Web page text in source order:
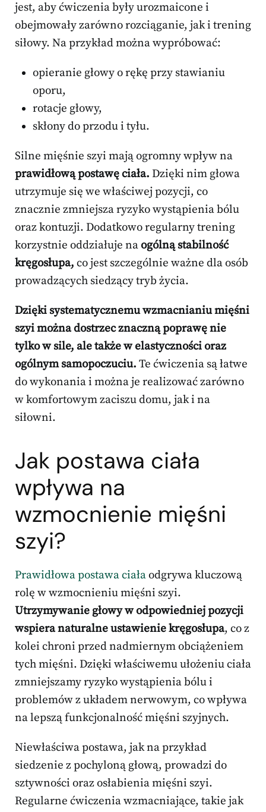
jest, aby ćwiczenia były urozmaicone i
obejmowały zarówno rozciąganie, jak i trening
siłowy. Na przykład można wypróbować:
opieranie głowy o rękę przy stawianiu
oporu,
rotacje głowy,
skłony do przodu i tyłu.
Silne mięśnie szyi mają ogromny wpływ na
prawidłową postawę ciała. Dzięki nim głowa
utrzymuje się we właściwej pozycji, co
znacznie zmniejsza ryzyko wystąpienia bólu
oraz kontuzji. Dodatkowo regularny trening
korzystnie oddziałuje naogólną stabilność
kręgosłupa, co jest szczególnie ważne dla osób
prowadzących siedzący tryb życia.
Dzięki systematycznemu wzmacnianiu mięśni
szyi można dostrzec znaczną poprawę nie
tylko w sile, ale także w elastyczności oraz
ogólnym samopoczuciu. Te ćwiczenia są łatwe
do wykonania i można je realizować zarówno
w komfortowym zaciszu domu, jak i na
siłowni.
Jak postawa ciała
wpływa na
wzmocnienie mięśni
szyi?
Prawidłowa postawa ciałaodgrywa kluczową
rolę w wzmocnieniu mięśni szyi.
Utrzymywanie głowy w odpowiedniej pozycji
wspiera naturalne ustawienie kręgosłupa, co z
kolei chroni przed nadmiernym obciążeniem
tych mięśni. Dzięki właściwemu ułożeniu ciała
zmniejszamy ryzyko wystąpienia bólu i
problemów z układem nerwowym, co wpływa
na lepszą funkcjonalność mięśni szyjnych.
Niewłaściwa postawa, jak na przykład
siedzenie z pochyloną głową, prowadzi do
sztywności oraz osłabienia mięśni szyi.
Regularne ćwiczenia wzmacniające, takie jak